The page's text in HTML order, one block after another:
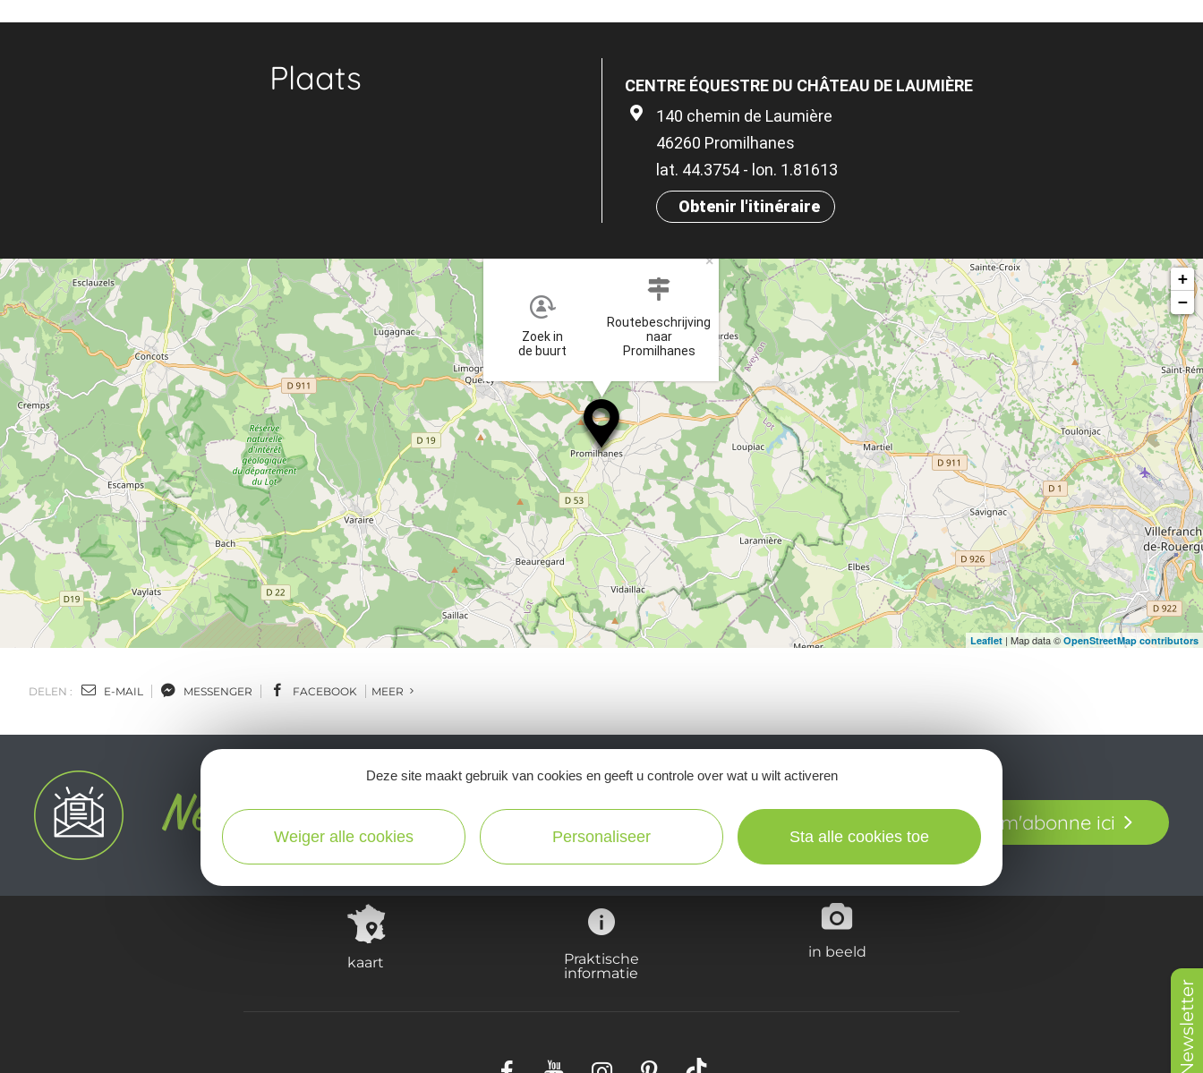
Newsletter
Plaats
CENTRE ÉQUESTRE DU CHÂTEAU DE LAUMIÈRE
140 chemin de Laumière
46260 Promilhanes
lat. 44.3754 - lon. 1.81613
Obtenir l'itinéraire
Zoek in
de buurt
Routebeschrijving
naar
Promilhanes
×
+
−
Leaflet | Map data ©OpenStreetMap contributors
DELEN : E-MAIL MESSENGER FACEBOOK MEER
inspirer pour profiter pleinement de votre séjour en Aveyron.
Je m'abonne ici
kaart
Praktische
informatie
in beeld
Deze site maakt gebruik van cookies en geeft u controle over wat u wilt activeren
Weiger alle cookies Personaliseer Sta alle cookies toe